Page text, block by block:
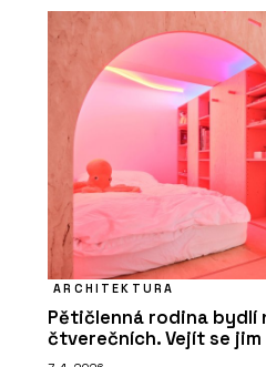
ARCHITEKTURA
Pětičlenná rodina bydlí
čtverečních. Vejít se